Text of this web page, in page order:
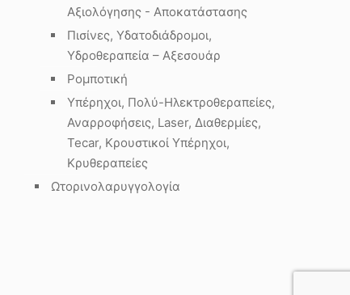
Αξιολόγησης - Αποκατάστασης
Πισίνες, Υδατοδιάδρομοι,
Υδροθεραπεία – Αξεσουάρ
Ρομποτική
Υπέρηχοι, Πολύ-Ηλεκτροθεραπείες,
Αναρροφήσεις, Laser, Διαθερμίες,
Tecar, Κρουστικοί Υπέρηχοι,
Κρυθεραπείες
Ωτορινολαρυγγολογία